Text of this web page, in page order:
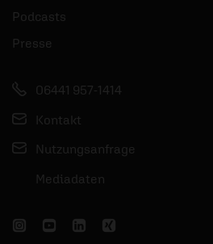
Podcasts
Presse
06441 957-1414
Kontakt
Nutzungsanfrage
Mediadaten